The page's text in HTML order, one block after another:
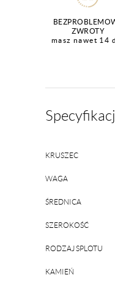
ZWROTY
masz nawet 14
KRUSZEC
WAGA
ŚREDNICA
SZEROKOŚĆ
RODZAJ SPLOTU
KAMIEŃ